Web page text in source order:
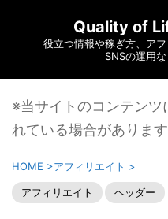
Quality of
役立つ情報や稼ぎ方、ア
SNSの運用
※当サイトのコンテンツ
れている場合があります
HOME >アフィリエイト >
アフィリエイト ヘッダー